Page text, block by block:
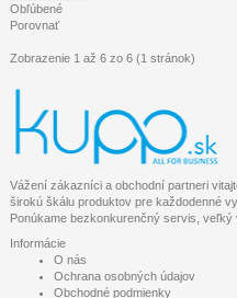
Obľúbené
Porovnať
Zobrazenie 1 až 6 zo 6 (1 stránok)
Vážení zákazníci a obchodní partneri
širokú škálu produktov pre každodenné
Ponúkame bezkonkurenčný servis, veľký
Informácie
O nás
Ochrana osobných údajov
Obchodné podmienky